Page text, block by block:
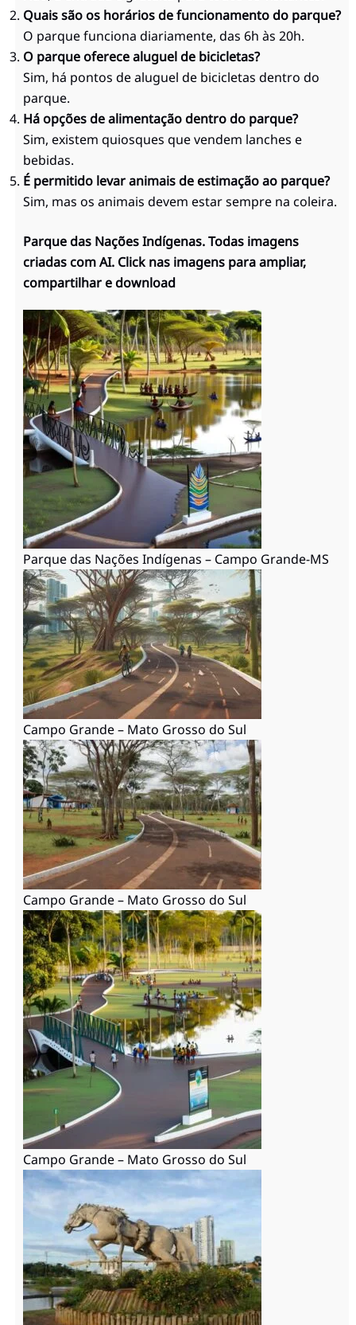
Quais são os horários de funcionamento do parque?
O parque funciona diariamente, das 6h às 20h.
O parque oferece aluguel de bicicletas?
Sim, há pontos de aluguel de bicicletas dentro do
parque.
Há opções de alimentação dentro do parque?
Sim, existem quiosques que vendem lanches e
bebidas.
É permitido levar animais de estimação ao parque?
Sim, mas os animais devem estar sempre na coleira.
Parque das Nações Indígenas. Todas imagens
criadas com AI. Click nas imagens para ampliar,
compartilhar e download
Parque das Nações Indígenas – Campo Grande-MS
Campo Grande – Mato Grosso do Sul
Campo Grande – Mato Grosso do Sul
Campo Grande – Mato Grosso do Sul